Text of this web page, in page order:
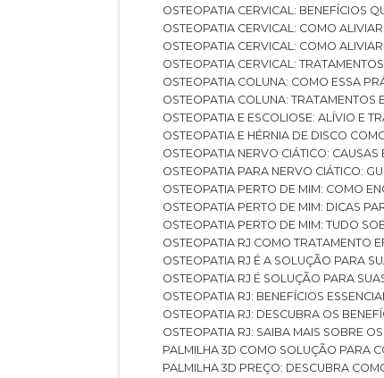
OSTEOPATIA CERVICAL: BENEFÍCIOS
OSTEOPATIA CERVICAL: COMO
OSTEOPATIA CERVICAL: COMO
OSTEOPATIA CERVICAL:
OSTEOPATIA COLUNA: COMO ESSA
OSTEOPATIA COLUNA:
OSTEOPATIA E ESCOLIOSE: ALÍVIO E
OSTEOPATIA E HÉRNIA DE DISCO
OSTEOPATIA NERVO CIÁTICO:
OSTEOPATIA PARA NERVO CIÁTICO:
OSTEOPATIA PERTO DE MIM: COMO
OSTEOPATIA PERTO DE MIM: DICAS
OSTEOPATIA PERTO DE MIM: TUDO
OSTEOPATIA RJ COMO TRATAMENTO
OSTEOPATIA RJ É A SOLUÇÃO PARA
OSTEOPATIA RJ É SOLUÇÃO PARA
OSTEOPATIA RJ: BENEFÍCIOS
OSTEOPATIA RJ: DESCUBRA OS
OSTEOPATIA RJ: SAIBA MAIS SOBRE
PALMILHA 3D COMO SOLUÇÃO PARA
PALMILHA 3D PREÇO: DESCUBRA